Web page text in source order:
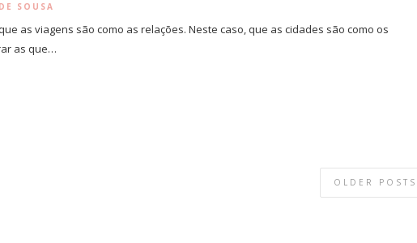
SOUSA
as viagens são como as relações. Neste caso, que as cidades são como os
as que…
OLDER POSTS